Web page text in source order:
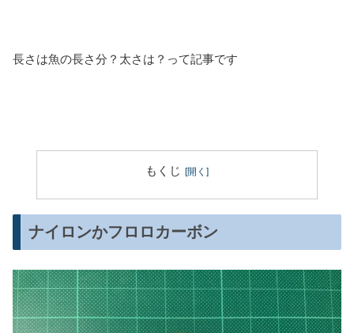
長さは魚の長さ分？太さは？って記事です
もくじ
ナイロンかフロロカーボン